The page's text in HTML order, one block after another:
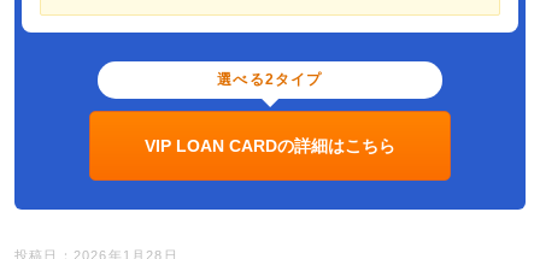
選べる2タイプ
VIP LOAN CARDの詳細はこちら
投稿日：2026年1月28日